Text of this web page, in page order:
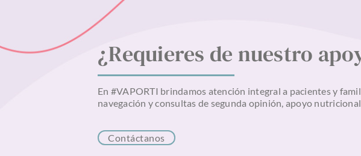
¿Requieres de nuestro
En #VAPORTI brindamos atención integral a pacientes y
navegación y consultas de segunda opinión, apoyo
Contáctanos